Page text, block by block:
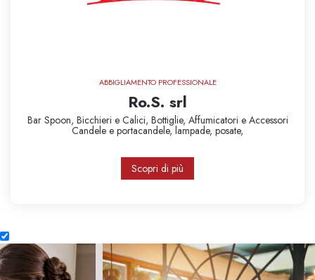
ABBIGLIAMENTO PROFESSIONALE
Ro.S. srl
Bar Spoon, Bicchieri e Calici, Bottiglie, Affumicatori e Accessori
Candele e portacandele, lampade, posate,
Scopri di più